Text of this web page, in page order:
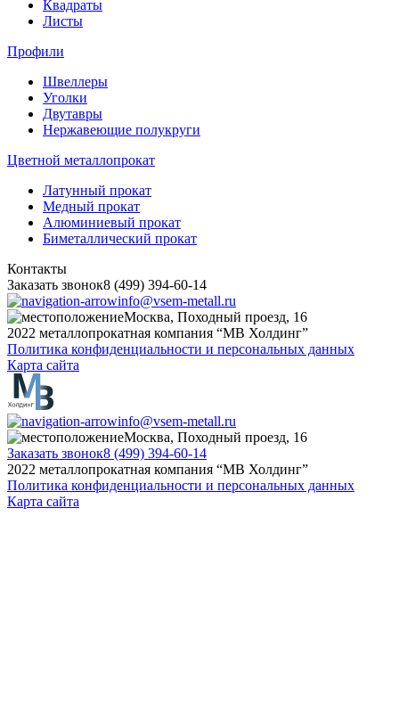
Квадраты
Листы
Профили
Швеллеры
Уголки
Двутавры
Нержавеющие полукруги
Цветной металлопрокат
Латунный прокат
Медный прокат
Алюминиевый прокат
Биметаллический прокат
Контакты
Заказать звонок8 (499) 394-60-14
info@vsem-metall.ru
Москва, Походный проезд, 16
2022 металлопрокатная компания “MB Холдинг”
Политика конфиденциальности и персональных данных
Карта сайта
info@vsem-metall.ru
Москва, Походный проезд, 16
Заказать звонок8 (499) 394-60-14
2022 металлопрокатная компания “MB Холдинг”
Политика конфиденциальности и персональных данных
Карта сайта